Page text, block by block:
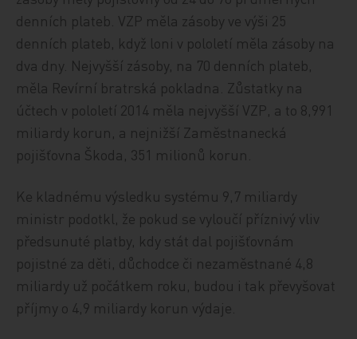
denních plateb. VZP měla zásoby ve výši 25
denních plateb, když loni v pololetí měla zásoby na
dva dny. Nejvyšší zásoby, na 70 denních plateb,
měla Revírní bratrská pokladna. Zůstatky na
účtech v pololetí 2014 měla nejvyšší VZP, a to 8,991
miliardy korun, a nejnižší Zaměstnanecká
pojišťovna Škoda, 351 milionů korun.
Ke kladnému výsledku systému 9,7 miliardy
ministr podotkl, že pokud se vyloučí příznivý vliv
předsunuté platby, kdy stát dal pojišťovnám
pojistné za děti, důchodce či nezaměstnané 4,8
miliardy už počátkem roku, budou i tak převyšovat
příjmy o 4,9 miliardy korun výdaje.